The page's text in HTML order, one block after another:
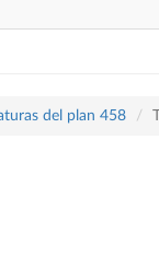
del plan 458